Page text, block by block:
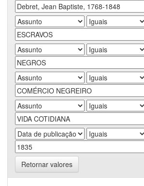
Retornar valores